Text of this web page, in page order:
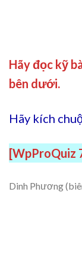
Hãy đọc kỹ
bên dưới.
Hãy kích
[WpProQuiz
Dinh Phương